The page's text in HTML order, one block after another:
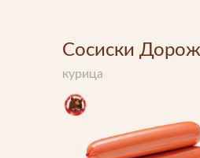
Сосиски
курица